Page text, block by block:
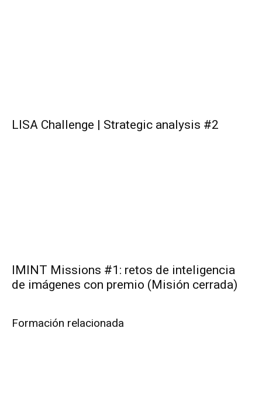
LISA Challenge | Strategic analysis #2
IMINT Missions #1: retos de inteligencia
de imágenes con premio (Misión cerrada)
Formación relacionada